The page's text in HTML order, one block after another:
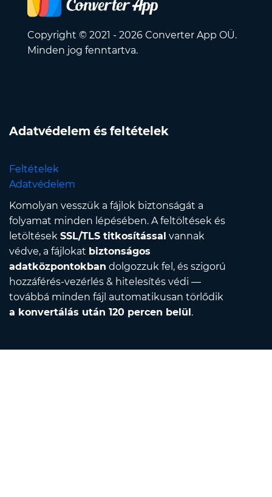
Copyright © 2021 - 2026 Converter App OÜ.
Minden jog fenntartva.
Adatvédelem és feltételek
Feltételek
Adatvédelem
Komolyan vesszük a fájlok biztonságát a
folyamat minden lépésében. A feltöltések és
letöltések SSL/TLS titkosítással vannak
védve, a fájlokat biztonságos
adatközpontokban dolgozzuk fel, és szigorú
hozzáférés-vezérlés & hitelesítés védi —
továbbá minden fájl automatikusan törlődik
a konvertálás után 120 percen belül .